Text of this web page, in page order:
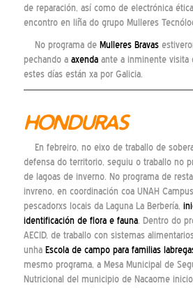
de reparación, así como de electrónica
encontro en liña do grupo Mulleres
No programa de Mulleres Bravas
pechando a axendaante a inminente visita
estes días están xa por Galicia.
HONDURAS
En febreiro, no eixo de traballo de
defensa do territorio, seguiu o traballo no
de lagoas de inverno. No programa de
invreno, en coordinación coa UNAH
pescadorxs locais da Laguna La Berbería,
identificación de flora e fauna. Dentro do
AECID, de traballo con sistemas
unha Escola de campo para familias
mesmo programa, a Mesa Municipal de
Nutricional del municipio de Nacaome